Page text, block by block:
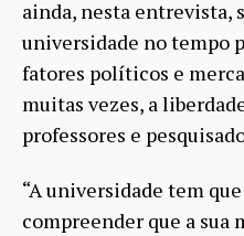
ainda, nesta entrevista,
universidade no tempo
fatores políticos e
muitas vezes, a
professores e
“A universidade tem
compreender que a sua